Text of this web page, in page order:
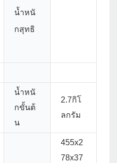
น้ำหนั
กสุทธิ
น้ำหนั
กขั้นต้
น
2.7กิโ
ลกรัม
455x2
78x37